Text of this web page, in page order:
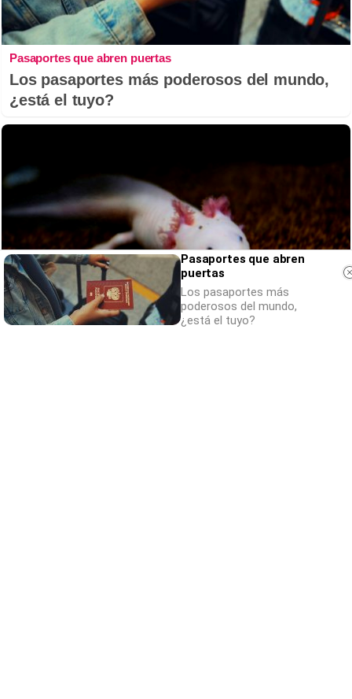
Pasaportes que abren puertas
Los pasaportes más poderosos del mundo,
¿está el tuyo?
Pasaportes que abren
puertas
Los pasaportes más
poderosos del mundo,
¿está el tuyo?